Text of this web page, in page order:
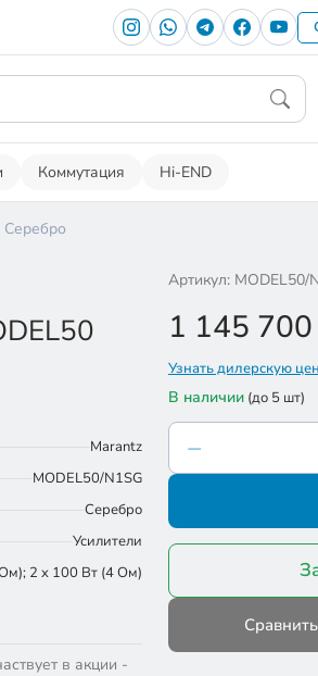
Коммутация Hi-END
Серебро
Marantz
MODEL50/N1SG
Серебро
Усилители
2 x 100 Вт (4 Ом)
в акции -
Артикул: MODEL50/
1 145 700
Узнать дилерскую
В наличии (до 5 шт)
Сравнить